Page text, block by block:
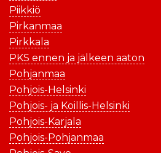
Piikkiö
Pirkanmaa
Pirkkala
PKS ennen ja jälkeen aaton
Pohjanmaa
Pohjois-Helsinki
Pohjois- ja Koillis-Helsinki
Pohjois-Karjala
Pohjois-Pohjanmaa